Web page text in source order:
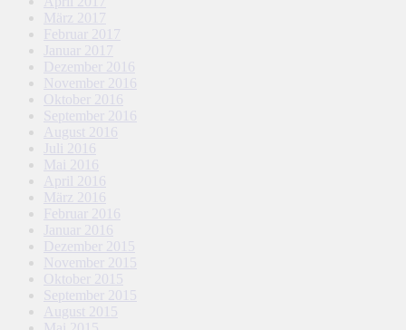
März 2017
Februar 2017
Januar 2017
Dezember 2016
November 2016
Oktober 2016
September 2016
August 2016
Juli 2016
Mai 2016
April 2016
März 2016
Februar 2016
Januar 2016
Dezember 2015
November 2015
Oktober 2015
September 2015
August 2015